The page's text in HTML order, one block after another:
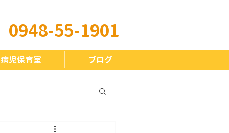
​0948-55-1901
児保育室 ブログ